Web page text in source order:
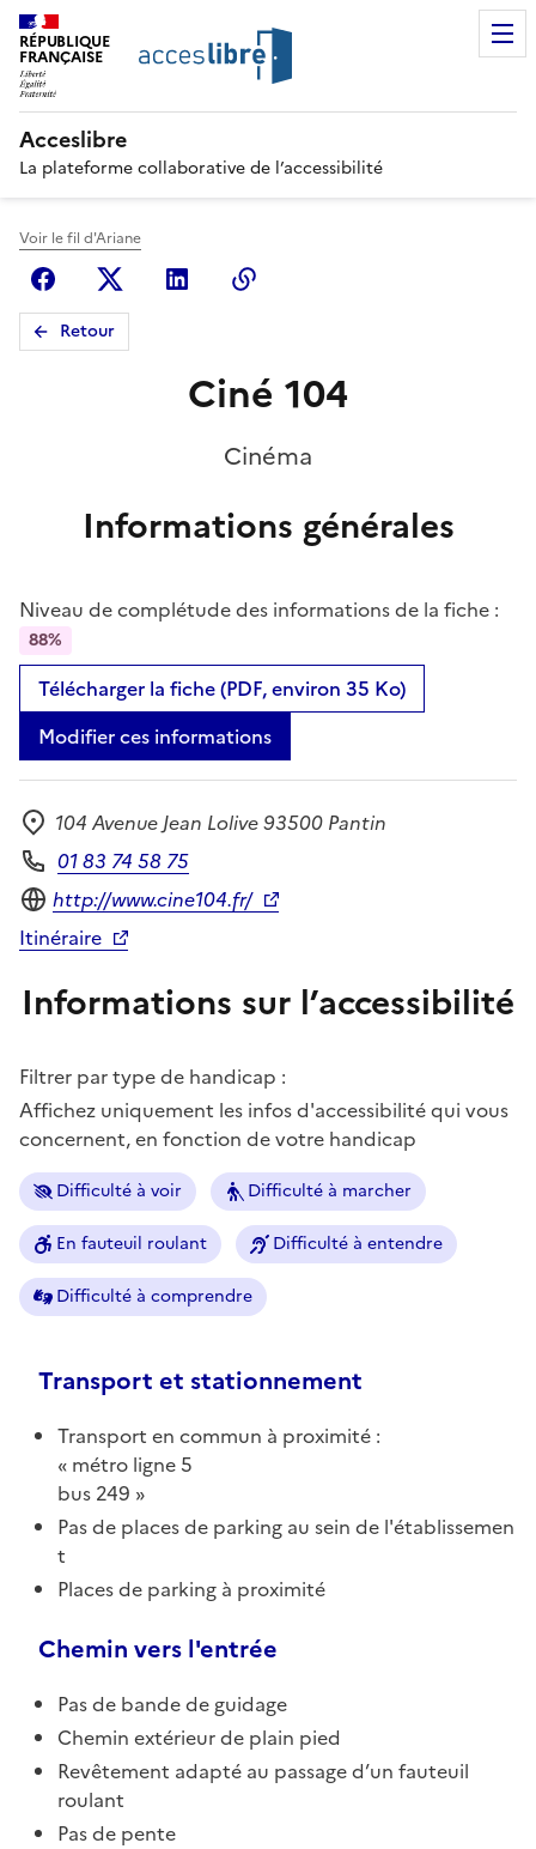
RÉPUBLIQUE
FRANÇAISE
Acceslibre
La plateforme collaborative de l’accessibilité
Voir le fil d'Ariane
FacebookX (anciennement Twitter)
Linkedin
Retour
Ciné 104
Cinéma
Informations générales
Niveau de complétude des informations de la fiche :
88%
Télécharger la fiche (PDF, environ 35 Ko)
Modifier ces informations
Adresse
104 Avenue Jean Lolive 93500 Pantin
Téléphone
01 83 74 58 75
Site internet
http://www.cine104.fr/
Itinéraire
Informations sur l’accessibilité
Filtrer par type de handicap :
Affichez uniquement les infos d'accessibilité qui vous
concernent, en fonction de votre handicap
Difficulté à voir Difficulté à marcher
En fauteuil roulant Difficulté à entendre
Difficulté à comprendre
Transport et stationnement
Transport en commun à proximité :
métro ligne 5
bus 249
Pas de places de parking au sein de l'établissemen
t
Places de parking à proximité
Chemin vers l'entrée
Pas de bande de guidage
Chemin extérieur de plain pied
Revêtement adapté au passage d’un fauteuil
roulant
Pas de pente